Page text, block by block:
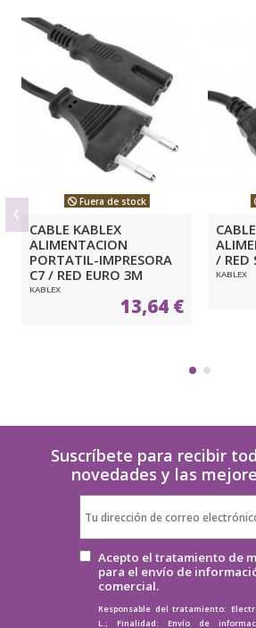
Fuera de stock
CABLE KABLEX
ALIMENTACION
PORTATIL-IMPRESORA
C7 / RED EURO 3M
KABLEX
13,64 €
/ RED
KABLEX
Suscríbete para recibir
novedades y las
Acepto el tratamiento de
para el envío de
comercial.
Responsable del tratamiento:
L.; Finalidad: Envío de